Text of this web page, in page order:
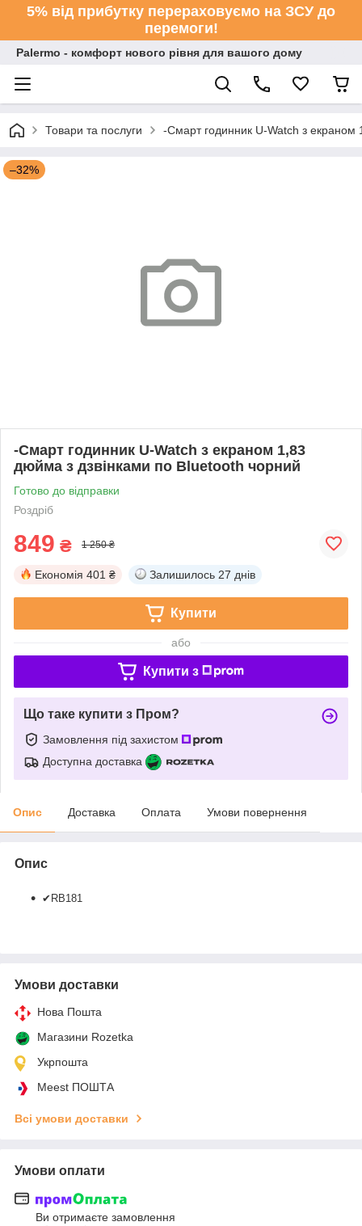
5% від прибутку перераховуємо на ЗСУ до
перемоги!
Palermo - комфорт нового рівня для вашого дому
Товари та послуги -Смарт годинник U-Watch з
–32%
-Смарт годинник U-Watch з екраном 1,83
дюйма з дзвінками по Bluetooth чорний
Готово до відправки
Роздріб
849 ₴ 1 250 ₴
Економія 401 ₴ Залишилось 27 днів
Купити
або
Купити з
Що таке купити з Пром?
Замовлення під захистом
Доступна доставка
Опис Доставка Оплата Умови повернення
Опис
✔RB181
Умови доставки
Нова Пошта
Магазини Rozetka
Укрпошта
Meest ПОШТА
Всі умови доставки
Умови оплати
Ви отримаєте замовлення